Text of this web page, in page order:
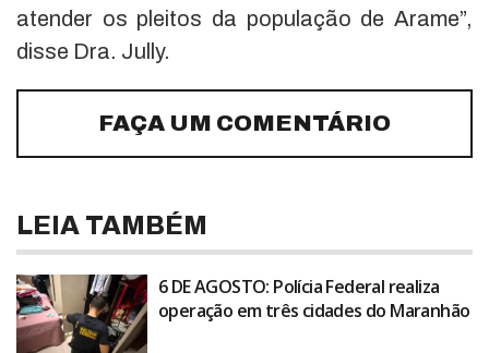
atender os pleitos da população de Arame”,
disse Dra. Jully.
FAÇA UM COMENTÁRIO
LEIA TAMBÉM
6 DE AGOSTO: Polícia Federal realiza
operação em três cidades do Maranhão